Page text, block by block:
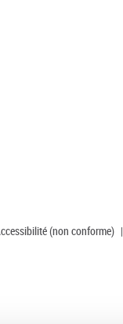
(non conforme) |